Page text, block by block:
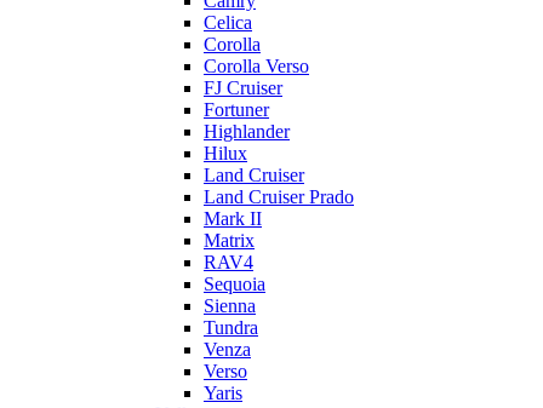
Celica
Corolla
Corolla Verso
FJ Cruiser
Fortuner
Highlander
Hilux
Land Cruiser
Land Cruiser Prado
Mark II
Matrix
RAV4
Sequoia
Sienna
Tundra
Venza
Verso
Yaris